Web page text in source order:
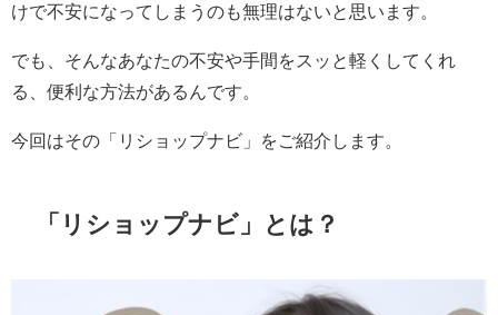
けで不安になってしまうのも無理はないと思います。
でも、そんなあなたの不安や手間をスッと軽くしてくれ
る、便利な方法があるんです。
今回はその「リショップナビ」をご紹介します。
「 リショップナビ 」とは？